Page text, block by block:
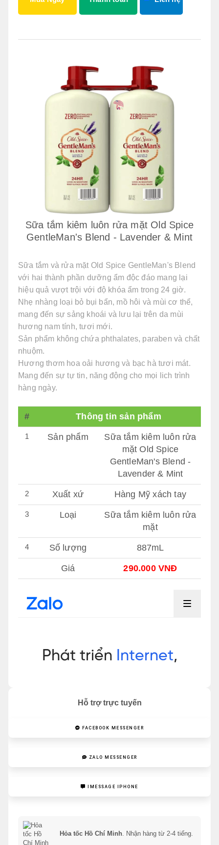
Hỗ trợ trực tuyến
FACEBOOK MESSENGER
ZALO MESSENGER
IMESSAGE IPHONE
Hỏa tốc Hồ Chí Minh. Nhận hàng từ 2-4 tiếng.
Sữa tắm kiêm luôn rửa mặt Old Spice
GentleMan's Blend - Lavender & Mint
Sữa tắm và rửa mặt Old Spice GentleMan's Blend
với hai thành phần dưỡng ẩm độc đáo mang lại
hiệu quả vượt trội với độ khóa ẩm trong 24 giờ.
Nhẹ nhàng loại bỏ bụi bẩn, mồ hôi và mùi cơ thể,
mang đến sự sảng khoái và lưu lại trên da mùi
hương nam tính, tươi mới.
Sản phẩm không chứa phthalates, paraben và chất
nhuộm.
Hương thơm hoa oải hương và bạc hà tươi mát.
Mang đến sự tự tin, năng động cho mọi lich trình
hàng ngày.
# Thông tin sản phẩm
1 Sản phẩm
Sữa tắm kiêm luôn rửa
mặt Old Spice
GentleMan's Blend -
Lavender & Mint
2 Xuất xứ Hàng Mỹ xách tay
3 Loại
Sữa tắm kiêm luôn rửa
mặt
4 Số lượng 887mL
Giá 290.000 VNĐ